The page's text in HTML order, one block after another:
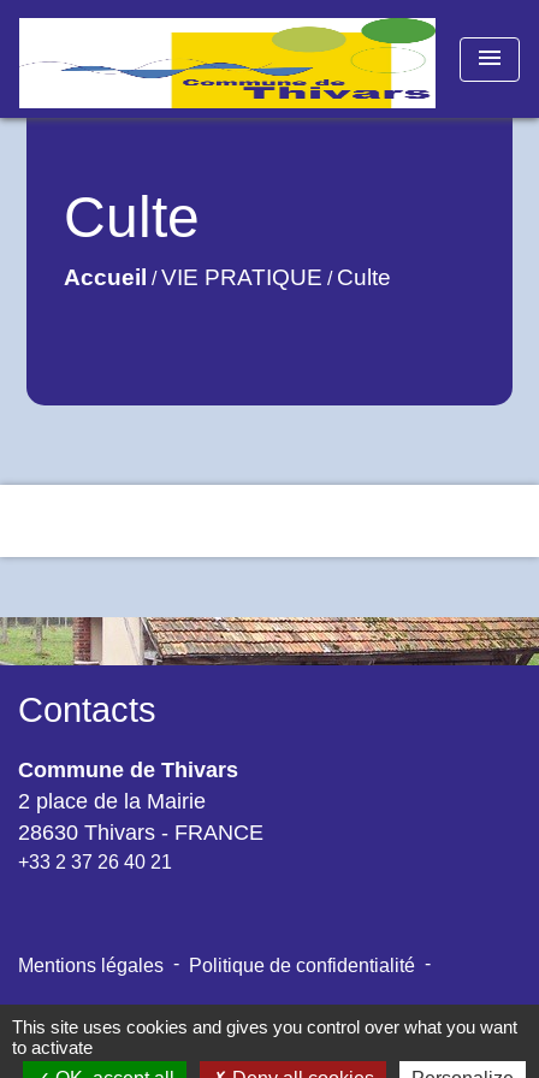
menu
Culte
Accueil /VIE PRATIQUE / Culte
Contacts
Commune de Thivars
2 place de la Mairie
28630 Thivars - FRANCE
+33 2 37 26 40 21
Mentions légales - Politique de confidentialité -
Accessibilité Plan du site Gestion des cookies
This site uses cookies and gives you control over what you want
to activate